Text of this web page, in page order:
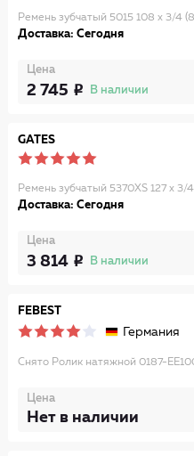
Ремень зубчатый 5015 108 x 3/4
Доставка: Сегодня
Цена
2 745 В наличии
GATES
Ремень зубчатый 5370XS 127 x 3/
Доставка: Сегодня
Цена
3 814 В наличии
FEBEST
Германия
Снято Ролик натяжной 0187-
Цена
Нет в наличии